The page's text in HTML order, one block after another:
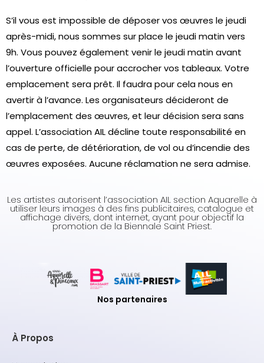
S’il vous est impossible de déposer vos œuvres le jeudi
après-midi, nous sommes sur place le jeudi matin vers
9h. Vous pouvez également venir le jeudi matin avant
l’ouverture officielle pour accrocher vos tableaux. Votre
emplacement sera prêt. Il faudra pour cela nous en
avertir à l’avance. Les organisateurs décideront de
l’emplacement des œuvres, et leur décision sera sans
appel. L’association AIL décline toute responsabilité en
cas de perte, de détérioration, de vol ou d’incendie des
œuvres exposées. Aucune réclamation ne sera admise.
Les artistes autorisent l’association AIL section Aquarelle à
utiliser leurs images à des fins publicitaires, catalogue et
affichage divers, dont internet, ayant pour objectif la
promotion de la Biennale Saint Priest.
Nos partenaires
À Propos